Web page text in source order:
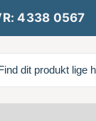
4338 0567